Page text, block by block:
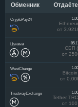
Обменник Отдаёте
CryptoPay24
от
Цунами
СБП
от
WestChange
от
TrustwayExchange
Tether
от